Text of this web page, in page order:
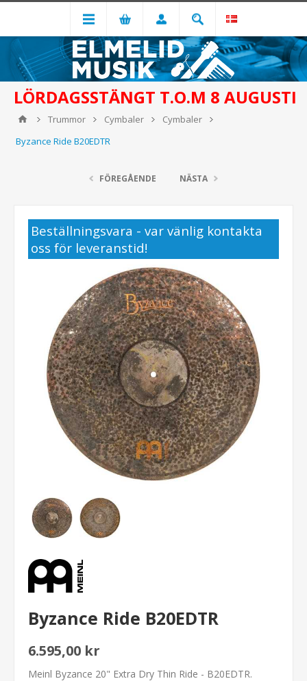
LÖRDAGSSTÄNGT T.O.M 8 AUGUSTI
Trummor Cymbaler
Cymbaler
Byzance Ride B20EDTR
FÖREGÅENDE NÄSTA
Beställningsvara - var vänlig kontakta
oss för leveranstid!
Byzance Ride B20EDTR
6.595,00 kr
Meinl Byzance 20" Extra Dry Thin Ride - B20EDTR.